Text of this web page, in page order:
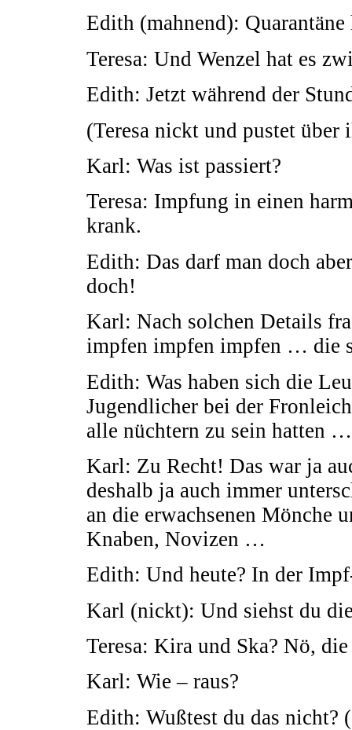
Edith (mahnend):
Teresa: Und Wenzel hat es
Edith: Jetzt während der
(Teresa nickt und pustet über
Karl: Was ist passiert?
Teresa: Impfung in einen
krank.
Edith: Das darf man doch
doch!
Karl: Nach solchen Details
impfen impfen impfen … die
Edith: Was haben sich die
Jugendlicher bei der
alle nüchtern zu sein hatten …
Karl: Zu Recht! Das war ja
deshalb ja auch immer
an die erwachsenen Mönche
Knaben, Novizen …
Edith: Und heute? In der
Karl (nickt): Und siehst du
Teresa: Kira und Ska? Nö,
Karl: Wie – raus?
Edith: Wußtest du das